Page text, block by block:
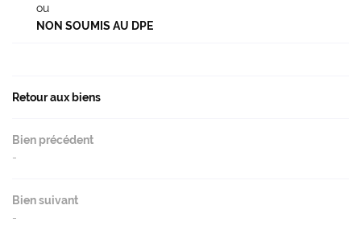
Vendre
Actu'
Contact
ou
NON SOUMIS AU DPE
Retour aux biens
Bien précédent
-
Bien suivant
-